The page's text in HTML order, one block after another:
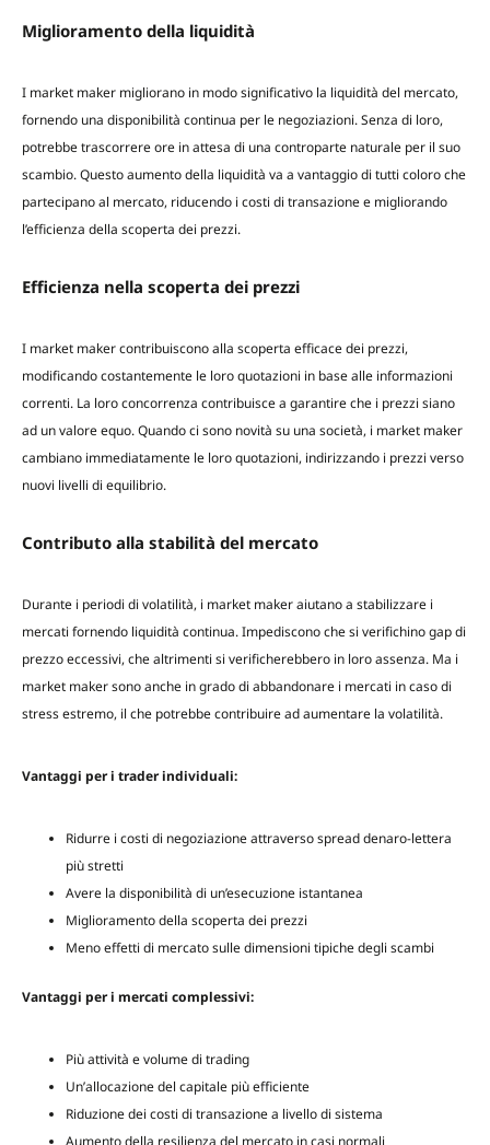
Miglioramento della liquidità
I market maker migliorano in modo significativo la liquidità del mercato,
fornendo una disponibilità continua per le negoziazioni. Senza di loro,
potrebbe trascorrere ore in attesa di una controparte naturale per il suo
scambio. Questo aumento della liquidità va a vantaggio di tutti coloro che
partecipano al mercato, riducendo i costi di transazione e migliorando
l’efficienza della scoperta dei prezzi.
Efficienza nella scoperta dei prezzi
I market maker contribuiscono alla scoperta efficace dei prezzi,
modificando costantemente le loro quotazioni in base alle informazioni
correnti. La loro concorrenza contribuisce a garantire che i prezzi siano
ad un valore equo. Quando ci sono novità su una società, i market maker
cambiano immediatamente le loro quotazioni, indirizzando i prezzi verso
nuovi livelli di equilibrio.
Contributo alla stabilità del mercato
Durante i periodi di volatilità, i market maker aiutano a stabilizzare i
mercati fornendo liquidità continua. Impediscono che si verifichino gap di
prezzo eccessivi, che altrimenti si verificherebbero in loro assenza. Ma i
market maker sono anche in grado di abbandonare i mercati in caso di
stress estremo, il che potrebbe contribuire ad aumentare la volatilità.
Vantaggi per i trader individuali:
Ridurre i costi di negoziazione attraverso spread denaro-lettera
più stretti
Avere la disponibilità di un’esecuzione istantanea
Miglioramento della scoperta dei prezzi
Meno effetti di mercato sulle dimensioni tipiche degli scambi
Vantaggi per i mercati complessivi:
Più attività e volume di trading
Un’allocazione del capitale più efficiente
Riduzione dei costi di transazione a livello di sistema
Aumento della resilienza del mercato in casi normali